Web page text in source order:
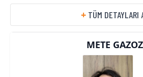
+ TÜM DETAYLARI
METE GAZOZ